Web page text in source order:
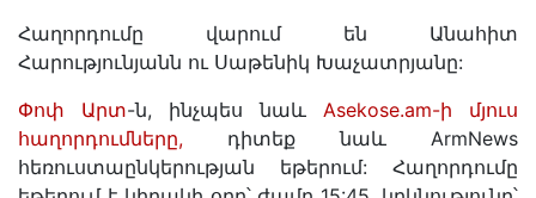
Հաղորդումը վարում են Անահիտ
Հարությունյանն ու Սաթենիկ Խաչատրյանը:
Փոփ Արտ-ն, ինչպես նաև Asekose.am-ի մյուս
հաղորդումները, դիտեք նաև ArmNews
հեռուստաընկերության եթերում: Հաղորդումը